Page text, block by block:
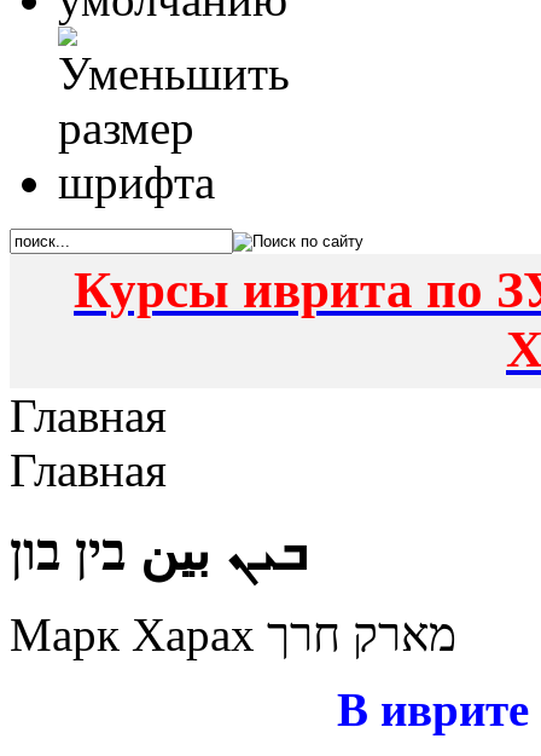
Курсы иврита по
Главная
Главная
ܒܝܢ بين בין בון
Марк Харах מארק חרך
В